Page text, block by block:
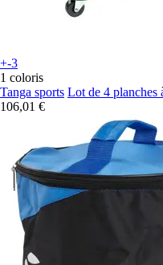
+-3
1 coloris
Tanga sports Lot de 4 planches
106,01 €